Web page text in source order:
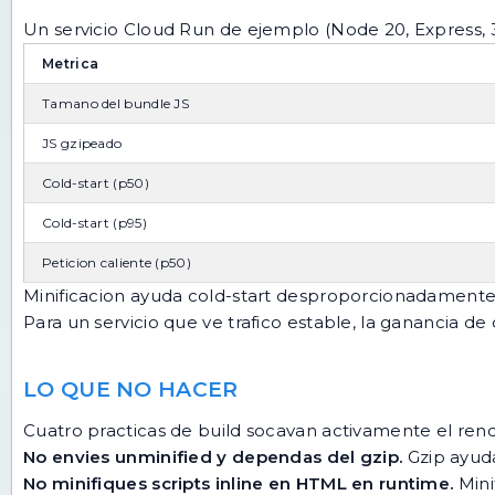
Un servicio Cloud Run de ejemplo (Node 20,
Metrica
Tamano del bundle JS
JS gzipeado
Cold-start (p50)
Cold-start (p95)
Peticion caliente (p50)
Minificacion ayuda cold-start
Para un servicio que ve trafico estable, la ganancia
LO QUE NO HACER
Cuatro practicas de build socavan activamente el
No envies unminified y dependas del gzip. Gzip
No minifiques scripts inline en HTML en runtime.